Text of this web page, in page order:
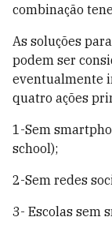
combinação
As soluções
podem ser
eventualmente
quatro ações
1-Sem
school);
2-Sem redes
3- Escolas sem